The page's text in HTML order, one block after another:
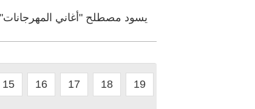
يسود مصطلح "أغاني
15 16 17 18 19